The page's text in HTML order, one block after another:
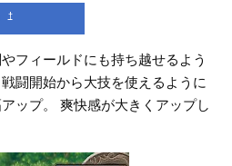
†
フィールドにも持ち越せるよう
闘開始から大技を使えるように
ップ。 爽快感が大きくアップし